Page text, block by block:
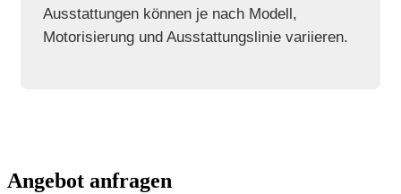
Ausstattungen können je nach Modell,
Motorisierung und Ausstattungslinie variieren.
Angebot anfragen